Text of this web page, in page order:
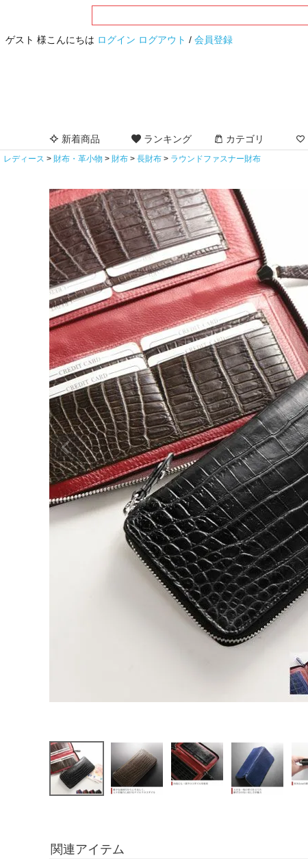
ゲスト 様こんにちは ログイン ログアウト / 会員登録
新着商品 ランキング カテゴリ
レディース 財布・革小物 財布 長財布 ラウンドファスナー財布
関連アイテム